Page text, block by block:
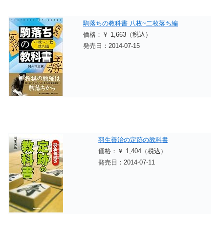
駒落ちの教科書 八枚~二枚落ち編
価格：￥ 1,663（税込）
発売日：2014-07-15
羽生善治の定跡の教科書
価格：￥ 1,404（税込）
発売日：2014-07-11